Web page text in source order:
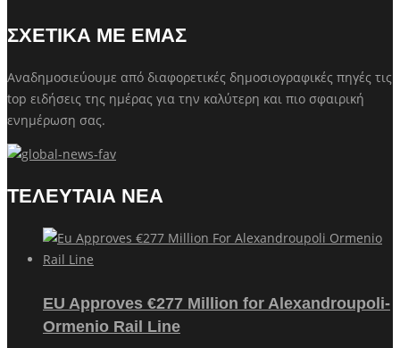
ΣΧΕΤΙΚΑ ΜΕ ΕΜΑΣ
Αναδημοσιεύουμε από διαφορετικές δημοσιογραφικές πηγές τις
top ειδήσεις της ημέρας για την καλύτερη και πιο σφαιρική
ενημέρωση σας.
ΤΕΛΕΥΤΑΙΑ ΝΕΑ
EU Approves €277 Million for Alexandroupoli-
Ormenio Rail Line